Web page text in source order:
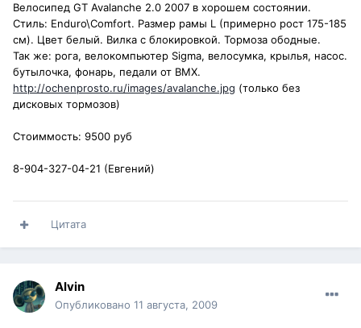
Велосипед GT Avalanche 2.0 2007 в хорошем состоянии.
Стиль: Enduro\Comfort. Размер рамы L (примерно рост 175-185
см). Цвет белый. Вилка с блокировкой. Тормоза ободные.
Так же: рога, велокомпьютер Sigma, велосумка, крылья, насос.
бутылочка, фонарь, педали от BMX.
http://ochenprosto.ru/images/avalanche.jpg (только без
дисковых тормозов)
Стоиммость: 9500 руб
8-904-327-04-21 (Евгений)
Цитата
Alvin
Опубликовано 11 августа, 2009